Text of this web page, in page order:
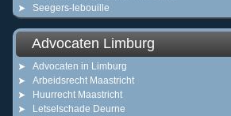
Seegers-lebouille
Advocaten Limburg
Advocaten in Limburg
Arbeidsrecht Maastricht
Huurrecht Maastricht
Letselschade Deurne